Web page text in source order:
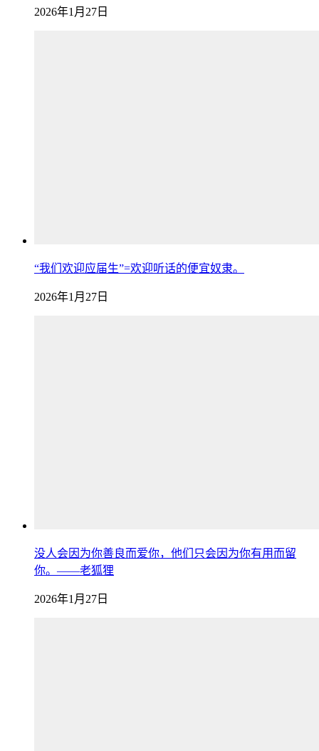
2026年1月27日
“我们欢迎应届生”=欢迎听话的便宜奴隶。
2026年1月27日
没人会因为你善良而爱你，他们只会因为你有用而留
你。——老狐狸
2026年1月27日